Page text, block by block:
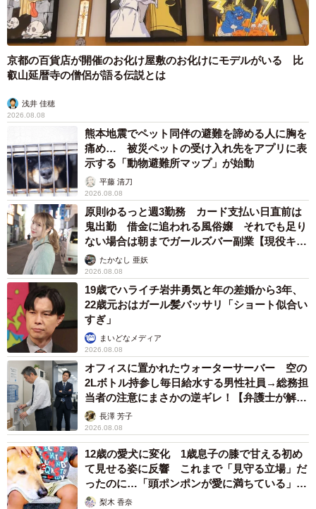
京都の百貨店が開催のお化け屋敷のお化けにモデルがいる 比
叡山延暦寺の僧侶が語る伝説とは
浅井 佳穂
2026.08.08
熊本地震でペット同伴の避難を諦める人に胸を
痛め… 被災ペットの受け入れ先をアプリに表
示する「動物避難所マップ」が始動
平藤 清刀
2026.08.08
原則ゆるっと週3勤務 カード支払い日直前は
鬼出勤 借金に追われる風俗嬢 それでも足り
ない場合は朝までガールズバー副業【現役キャ
ストに取材】
たかなし 亜妖
2026.08.08
19歳でハライチ岩井勇気と年の差婚から3年、
22歳元おはガール髪バッサリ「ショート似合い
すぎ」
まいどなメディア
2026.08.08
オフィスに置かれたウォーターサーバー 空の
2Lボトル持参し毎日給水する男性社員→総務担
当者の注意にまさかの逆ギレ！【弁護士が解
説】長澤 芳子
2026.08.08
12歳の愛犬に変化 1歳息子の膝で甘える初め
て見せる姿に反響 これまで「見守る立場」だ
ったのに…「頭ポンポンが愛に満ちている」
「尊…」
梨木 香奈